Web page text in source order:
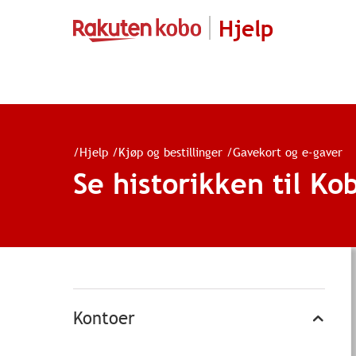
Hjelp
/Hjelp /Kjøp og bestillinger /Gavekort og e-gaver
Se historikken til
Kontoer